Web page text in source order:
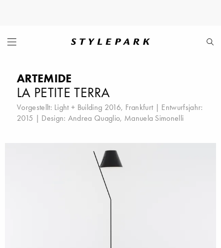
ARTEMIDE
LA PETITE TERRA
Vorgestellt: Light + Building 2016, Frankfurt| Entwurfsjahr:
2015 | Design: Andrea Quaglio, Manuela Simonelli